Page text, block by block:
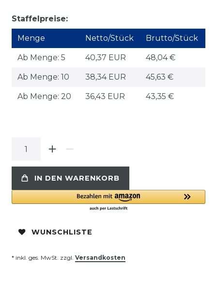
Staffelpreise:
Menge Netto/Stück Brutto/Stück
Ab Menge: 5 40,37 EUR 48,04 €
Ab Menge: 10 38,34 EUR 45,63 €
Ab Menge: 20 36,43 EUR 43,35 €
IN DEN WARENKORB
WUNSCHLISTE
* inkl. ges. MwSt. zzgl. Versandkosten